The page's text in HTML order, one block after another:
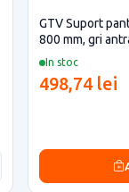
In stoc
GTV Suport
800 mm, gri
498,74 lei